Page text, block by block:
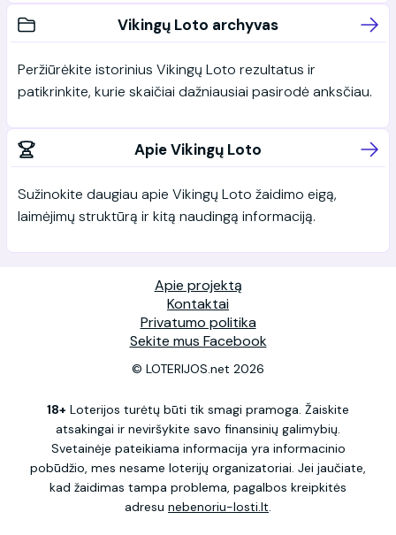
Vikingų Loto archyvas
Peržiūrėkite istorinius Vikingų Loto rezultatus ir
patikrinkite, kurie skaičiai dažniausiai pasirodė anksčiau.
Apie Vikingų Loto
Sužinokite daugiau apie Vikingų Loto žaidimo eigą,
laimėjimų struktūrą ir kitą naudingą informaciją.
Apie projektą
Kontaktai
Privatumo politika
Sekite mus Facebook
© LOTERIJOS.net 2026
18+ Loterijos turėtų būti tik smagi pramoga. Žaiskite
atsakingai ir neviršykite savo finansinių galimybių.
Svetainėje pateikiama informacija yra informacinio
pobūdžio, mes nesame loterijų organizatoriai. Jei jaučiate,
kad žaidimas tampa problema, pagalbos kreipkitės
adresu nebenoriu-losti.lt